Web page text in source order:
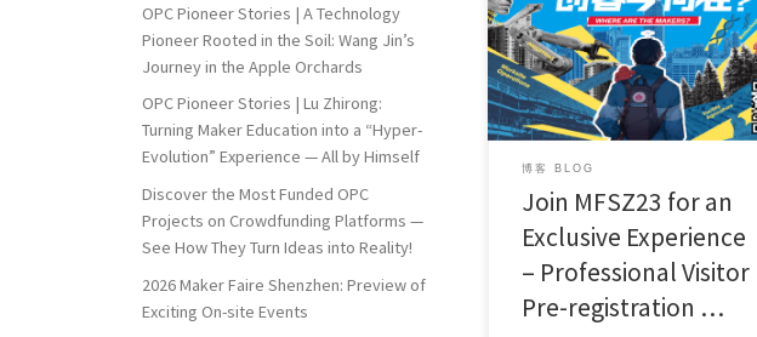
Since its launch in 2012, Maker Faire
Shenzhen, or […]
博客 BLOG
Join MFSZ23 for an
Exclusive Experience
– Professional Visitor
Pre-registration …
OPC Pioneer Stories | A Technology
Pioneer Rooted in the Soil: Wang Jin’s
Journey in the Apple Orchards
OPC Pioneer Stories | Lu Zhirong:
Turning Maker Education into a “Hyper-
Evolution” Experience — All by Himself
Discover the Most Funded OPC
Projects on Crowdfunding Platforms —
See How They Turn Ideas into Reality!
2026 Maker Faire Shenzhen: Preview of
Exciting On-site Events